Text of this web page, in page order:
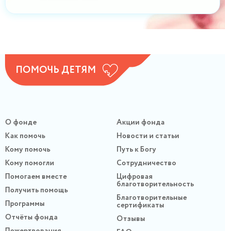
ПОМОЧЬ ДЕТЯМ
О фонде
Как помочь
Кому помочь
Кому помогли
Помогаем вместе
Получить помощь
Программы
Отчёты фонда
Акции фонда
Новости и статьи
Путь к Богу
Сотрудничество
Цифровая
благотворительность
Благотворительные
сертификаты
Отзывы